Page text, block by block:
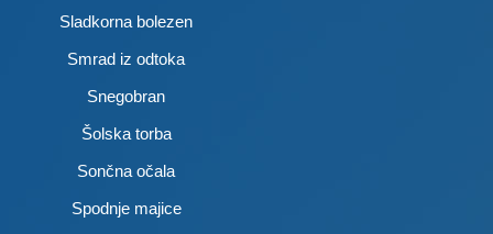
Sladkorna bolezen
Smrad iz odtoka
Snegobran
Šolska torba
Sončna očala
Spodnje majice